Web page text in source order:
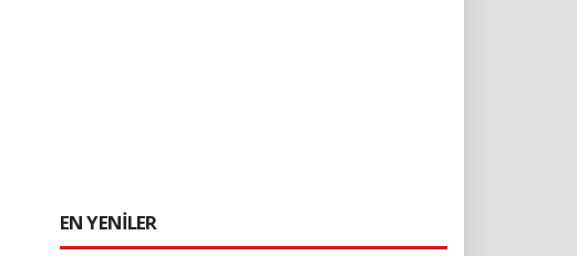
EN YENİLER